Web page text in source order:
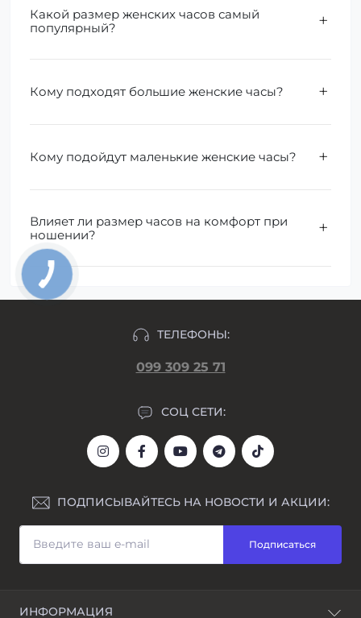
Какой размер женских часов самый
популярный?
Кому подходят большие женские часы?
Кому подойдут маленькие женские часы?
Влияет ли размер часов на комфорт при
ношении?
ТЕЛЕФОНЫ:
099 309 25 71
СОЦ СЕТИ:
ПОДПИСЫВАЙТЕСЬ НА НОВОСТИ И АКЦИИ:
Подписаться
ИНФОРМАЦИЯ